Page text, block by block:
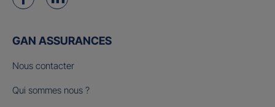
GAN ASSURANCES
Nous contacter
Qui sommes nous ?